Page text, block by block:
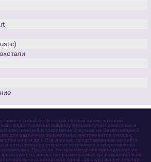
собой бесплатный нотный архив, который
предоставления каждому музыканту нот известных и
классической и современной музыки на безвозмездной
для различных музыкальных инструментов (гитары,
и др.). Все данные, представленные на сайте
и ноты) взяты из открытых источников и представлены
Права на эти произведения принадлежат их
на авторство размещаемых произведений и не
чужого авторского права. За содержание текстов